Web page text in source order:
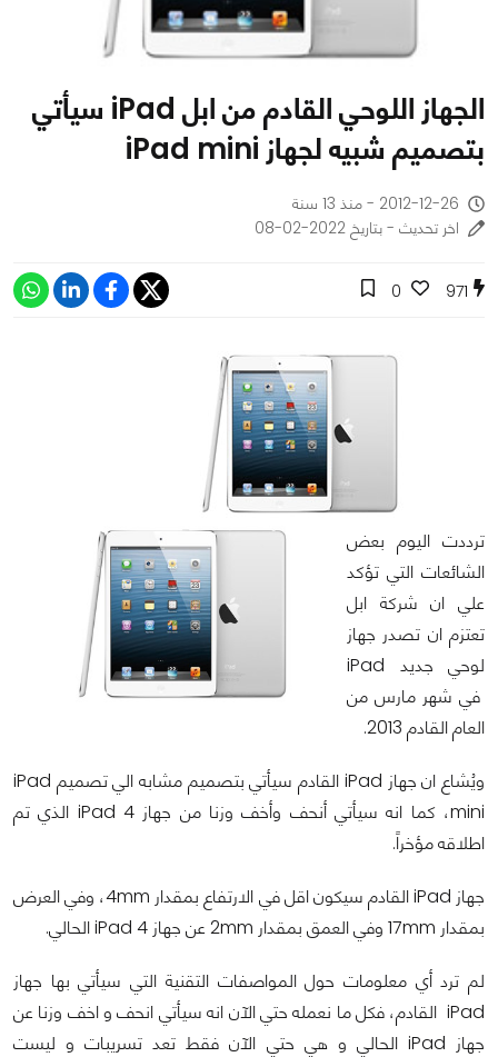
الجهاز اللوحي القادم من ابل iPad سيأتي
بتصميم شبيه لجهاز iPad mini
2012-12-26 - منذ 13 سنة
اخر تحديث - بتاريخ 2022-02-08
971
0
ترددت اليوم بعض
الشائعات التي تؤكد
علي ان شركة ابل
تعتزم ان تصدر جهاز
لوحي جديد iPad
في شهر مارس من
العام القادم 2013.
ويُشاع ان جهاز iPad القادم سيأتي بتصميم مشابه الي تصميم iPad
mini، كما انه سيأتي أنحف وأخف وزنا من جهاز iPad 4 الذي تم
اطلاقه مؤخراً.
جهاز iPad القادم سيكون اقل في الارتفاع بمقدار 4mm، وفي العرض
بمقدار 17mm وفي العمق بمقدار 2mm عن جهاز iPad 4 الحالي.
لم ترد أي معلومات حول المواصفات التقنية التي سيأتي بها جهاز
iPad القادم، فكل ما نعمله حتي الآن انه سيأتي انحف و اخف وزنا عن
جهاز iPad الحالي و هي حتي الآن فقط تعد تسريبات و ليست